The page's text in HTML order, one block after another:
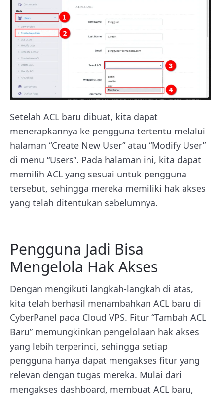
Setelah ACL baru dibuat, kita dapat
menerapkannya ke pengguna tertentu melalui
halaman “Create New User” atau “Modify User”
di menu “Users”. Pada halaman ini, kita dapat
memilih ACL yang sesuai untuk pengguna
tersebut, sehingga mereka memiliki hak akses
yang telah ditentukan sebelumnya.
Pengguna Jadi Bisa
Mengelola Hak Akses
Dengan mengikuti langkah-langkah di atas,
kita telah berhasil menambahkan ACL baru di
CyberPanel pada Cloud VPS. Fitur “Tambah ACL
Baru” memungkinkan pengelolaan hak akses
yang lebih terperinci, sehingga setiap
pengguna hanya dapat mengakses fitur yang
relevan dengan tugas mereka. Mulai dari
mengakses dashboard, membuat ACL baru,